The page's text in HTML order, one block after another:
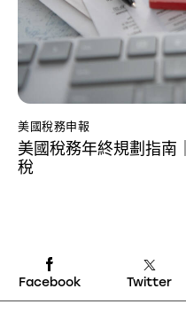
美國稅務申報
美國稅務年終規劃指南
稅
Facebook Twitter